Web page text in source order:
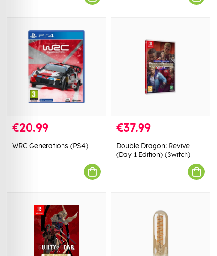
€20.99
WRC Generations (PS4)
€37.99
Double Dragon: Revive
(Day 1 Edition) (Switch)